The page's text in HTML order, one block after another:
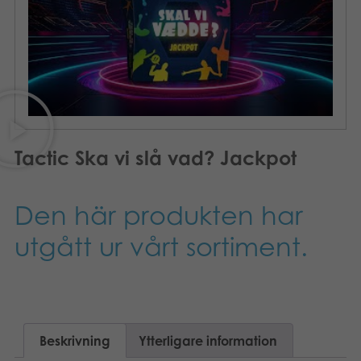
Böcker
Arkiverade produkter
Applikationer
Tactic Ska vi slå vad? Jackpot
Den här produkten har
utgått ur vårt sortiment.
Beskrivning Ytterligare information